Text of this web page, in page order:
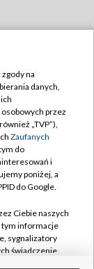
na
danych,
przez
„TVP”),
Zaufanych
do
i
poniżej, a
do Google.
Ciebie naszych
tym informacje
sygnalizatory
świadczenie